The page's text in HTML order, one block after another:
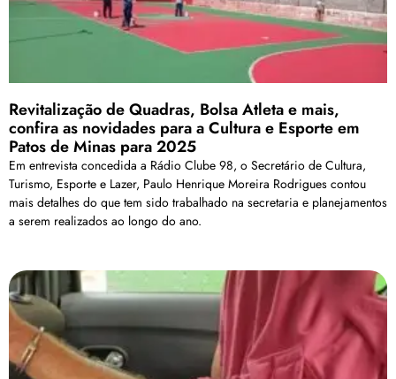
Revitalização de Quadras, Bolsa Atleta e mais,
confira as novidades para a Cultura e Esporte em
Patos de Minas para 2025
Em entrevista concedida a Rádio Clube 98, o Secretário de Cultura,
Turismo, Esporte e Lazer, Paulo Henrique Moreira​ Rodrigues contou
mais detalhes do que tem sido trabalhado na secretaria e planejamentos
a serem realizados ao longo do ano.